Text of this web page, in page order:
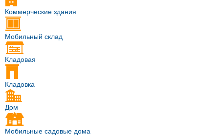
Коммерческие здания
Мобильный склад
Кладовая
Кладовка
Дом
Мобильные садовые дома